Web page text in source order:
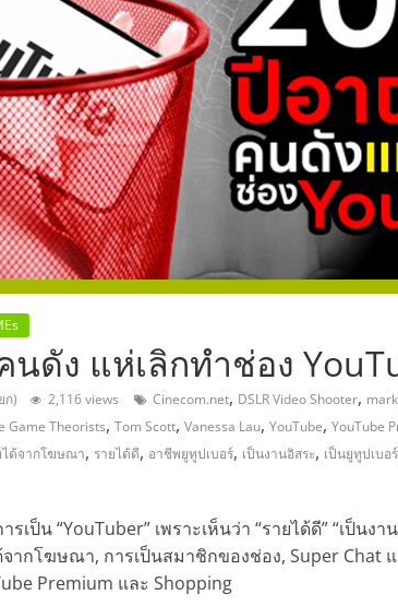
นดัง แห่เลิกทำช่อง
ก) 2,116 views Cinecom.net, DSLR Video Shooter,
Game Theorists, Tom Scott, Vanessa Lau, YouTube, YouTube
ได้จากโฆษณา, รายได้ดี, อาชีพยูทูปเบอร์, เป็นงานอิสระ, เป็นยูทูปเบอร์
ป็น “YouTuber” เพราะเห็นว่า “รายได้ดี” “เป็นงา
ากโฆษณา, การเป็นสมาชิกของช่อง, Super Chat
Premium และ Shopping